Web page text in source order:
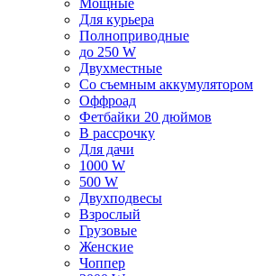
Мощные
Для курьера
Полноприводные
до 250 W
Двухместные
Со съемным аккумулятором
Оффроад
Фетбайки 20 дюймов
В рассрочку
Для дачи
1000 W
500 W
Двухподвесы
Взрослый
Грузовые
Женские
Чоппер